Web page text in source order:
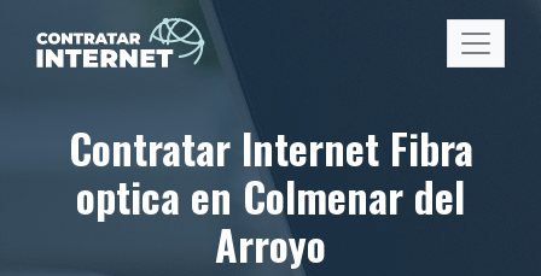
Contratar Internet Fibra
optica en Colmenar del
Arroyo